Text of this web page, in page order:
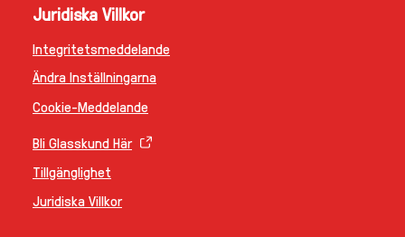
Juridiska Villkor
Integritetsmeddelande
Ändra Inställningarna
Cookie-Meddelande
Bli Glasskund Här
Tillgänglighet
Juridiska Villkor